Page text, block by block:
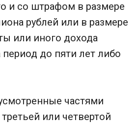
и со штрафом в размере
рублей или в размере
или иного дохода
до пяти лет либо
частями
или четвертой